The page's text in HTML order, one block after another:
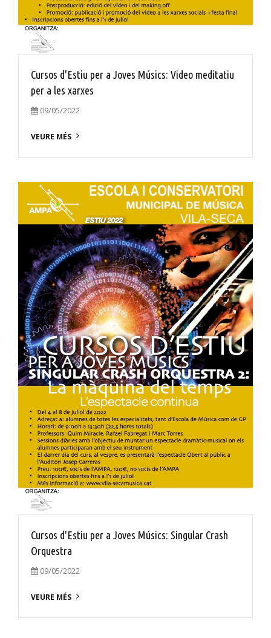
Cursos d'Estiu per a Joves Músics: Video meditatiu
per a les xarxes
09/05/2022
VEURE MÉS
Cursos d'Estiu per a Joves Músics: Singular Crash
Orquestra
09/05/2022
VEURE MÉS